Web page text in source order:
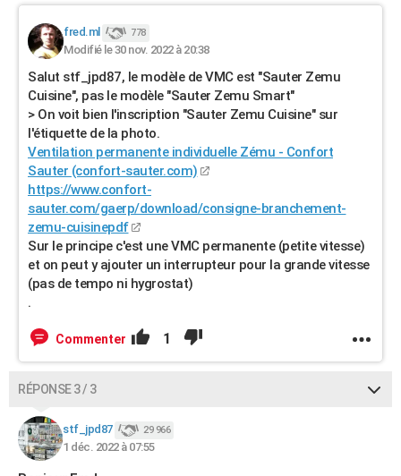
fred.ml 778
Modifié le 30 nov. 2022 à 20:38
Salut stf_jpd87, le modèle de VMC est "Sauter Zemu
Cuisine", pas le modèle "Sauter Zemu Smart"
> On voit bien l'inscription "Sauter Zemu Cuisine" sur
l'étiquette de la photo.
Ventilation permanente individuelle Zému - Confort
Sauter (confort-sauter.com)
https://www.confort-
sauter.com/gaerp/download/consigne-branchement-
zemu-cuisinepdf
Sur le principe c'est une VMC permanente (petite vitesse)
et on peut y ajouter un interrupteur pour la grande vitesse
(pas de tempo ni hygrostat)
.
Commenter 1
RÉPONSE 3 / 3
stf_jpd87 29 966
1 déc. 2022 à 07:55